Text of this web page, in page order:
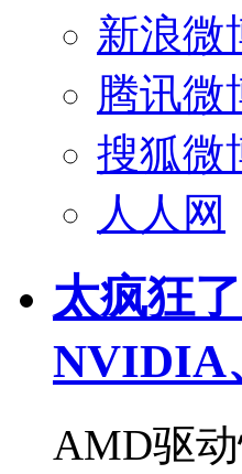
新浪微
腾讯微
搜狐微
人人网
太疯狂
NVIDIA
AMD驱